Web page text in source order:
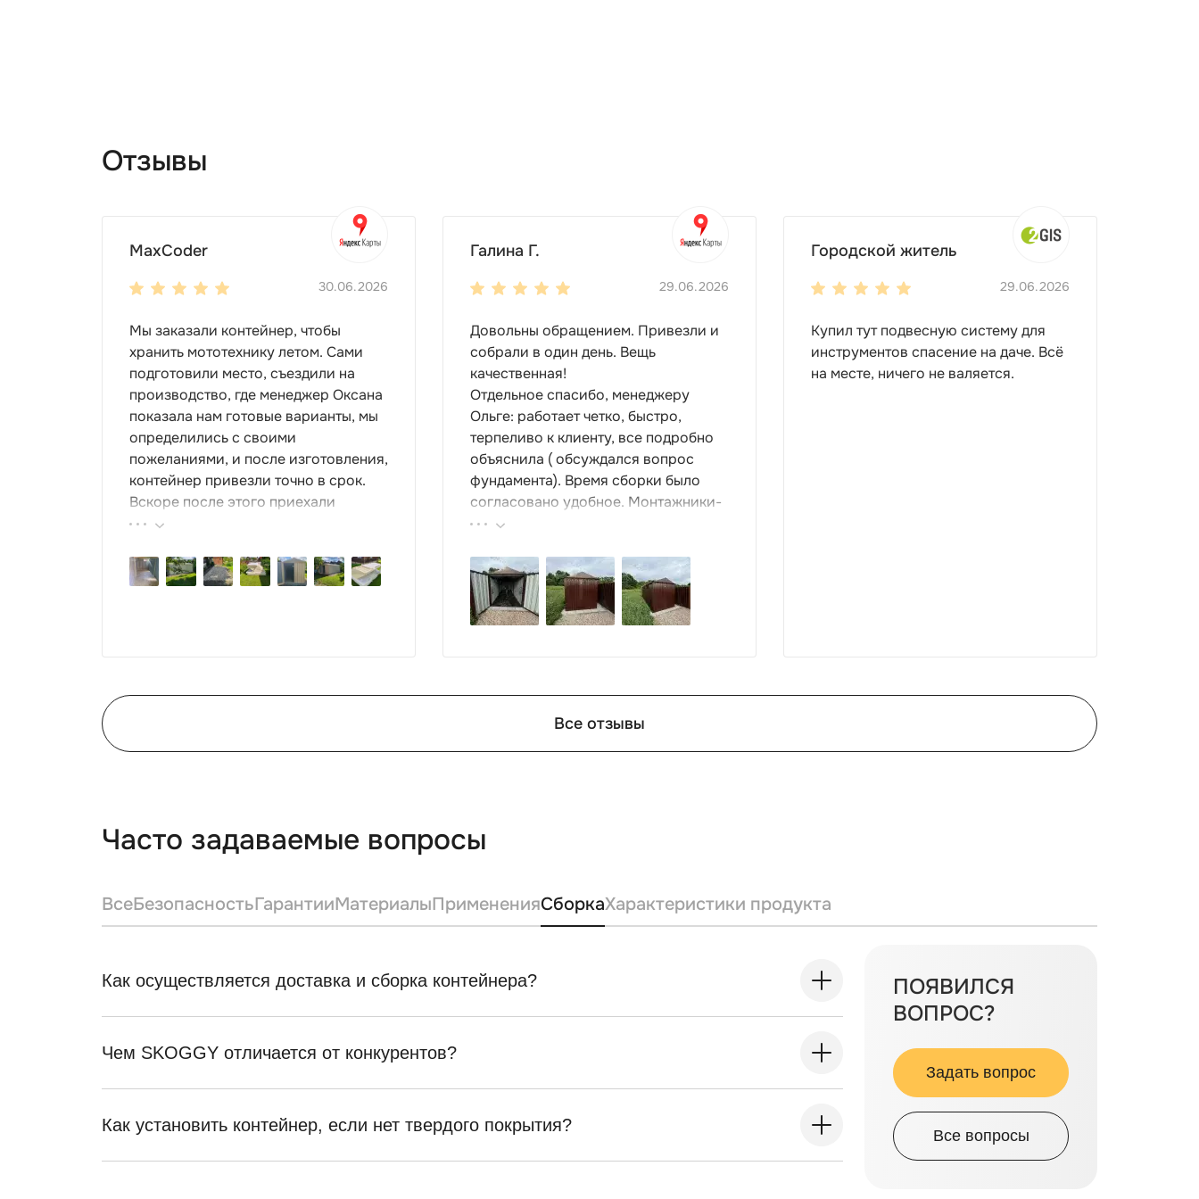
Отзывы
MaxCoder
30.06.2026
Мы заказали контейнер, чтобы
хранить мототехнику летом. Сами
подготовили место, съездили на
производство, где менеджер Оксана
показала нам готовые варианты, мы
определились с своими
пожеланиями, и после изготовления,
контейнер привезли точно в срок.
Вскоре после этого приехали
ребята-сборщики, быстро, за пару
очень понравился, поэтому всем
советуем эту фирму.
Галина Г.
29.06.2026
Довольны обращением. Привезли и
собрали в один день. Вещь
качественная!
Отдельное спасибо, менеджеру
Ольге: работает четко, быстро,
терпеливо к клиенту, все подробно
объяснила ( обсуждался вопрос
фундамента). Время сборки было
согласовано удобное. Монтажники-
грамотные , культурные ребята.
такой работы : большой выбор
продукции, реальные цены.
Городской житель
29.06.2026
Купил тут подвесную систему для
инструментов спасение на даче. Всё
на месте, ничего не валяется.
Все отзывы
Часто задаваемые вопросы
ВсеБезопасностьГарантииМатериалыПримененияСборкаХарактеристики продукта
Как осуществляется доставка и сборка контейнера?
Чем SKOGGY отличается от конкурентов?
Как установить контейнер, если нет твердого покрытия?
ПОЯВИЛСЯ
ВОПРОС?
Задать вопрос
Все вопросы